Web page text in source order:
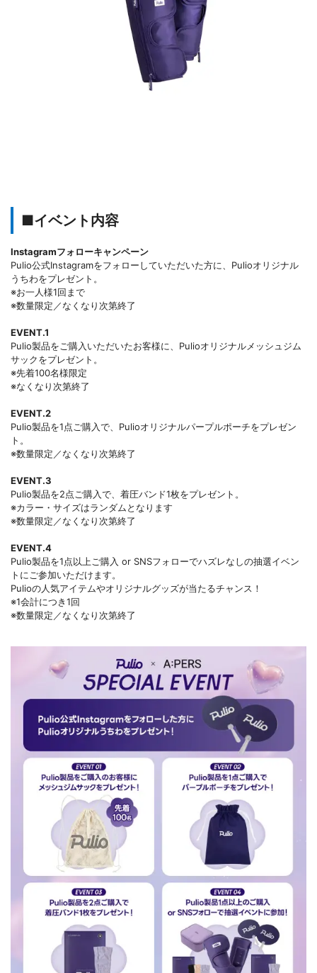
■イベント内容
Instagramフォローキャンペーン
Pulio公式Instagramをフォローしていただいた方に、Pulioオリジナル
うちわをプレゼント。
※お一人様1回まで
※数量限定／なくなり次第終了
EVENT.1
Pulio製品をご購入いただいたお客様に、Pulioオリジナルメッシュジム
サックをプレゼント。
※先着100名様限定
※なくなり次第終了
EVENT.2
Pulio製品を1点ご購入で、Pulioオリジナルパープルポーチをプレゼン
ト。
※数量限定／なくなり次第終了
EVENT.3
Pulio製品を2点ご購入で、着圧バンド1枚をプレゼント。
※カラー・サイズはランダムとなります
※数量限定／なくなり次第終了
EVENT.4
Pulio製品を1点以上ご購入 or SNSフォローでハズレなしの抽選イベン
トにご参加いただけます。
Pulioの人気アイテムやオリジナルグッズが当たるチャンス！
※1会計につき1回
※数量限定／なくなり次第終了